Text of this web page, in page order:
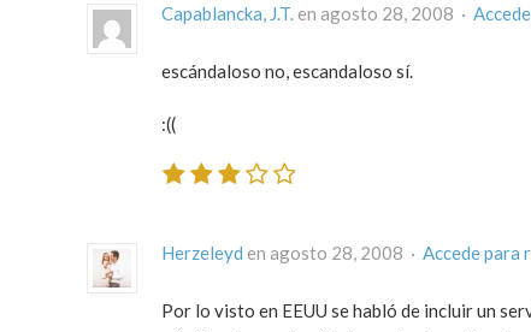
Capablancka, J.T. en agosto 28, 2008 ·
escándaloso no, escandaloso sí.
:((
Herzeleyd en agosto 28, 2008 · Accede para
Por lo visto en EEUU se habló de incluir un